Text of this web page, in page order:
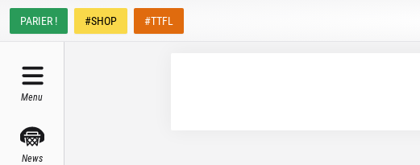
PARIER ! #SHOP #TTFL
Menu
News